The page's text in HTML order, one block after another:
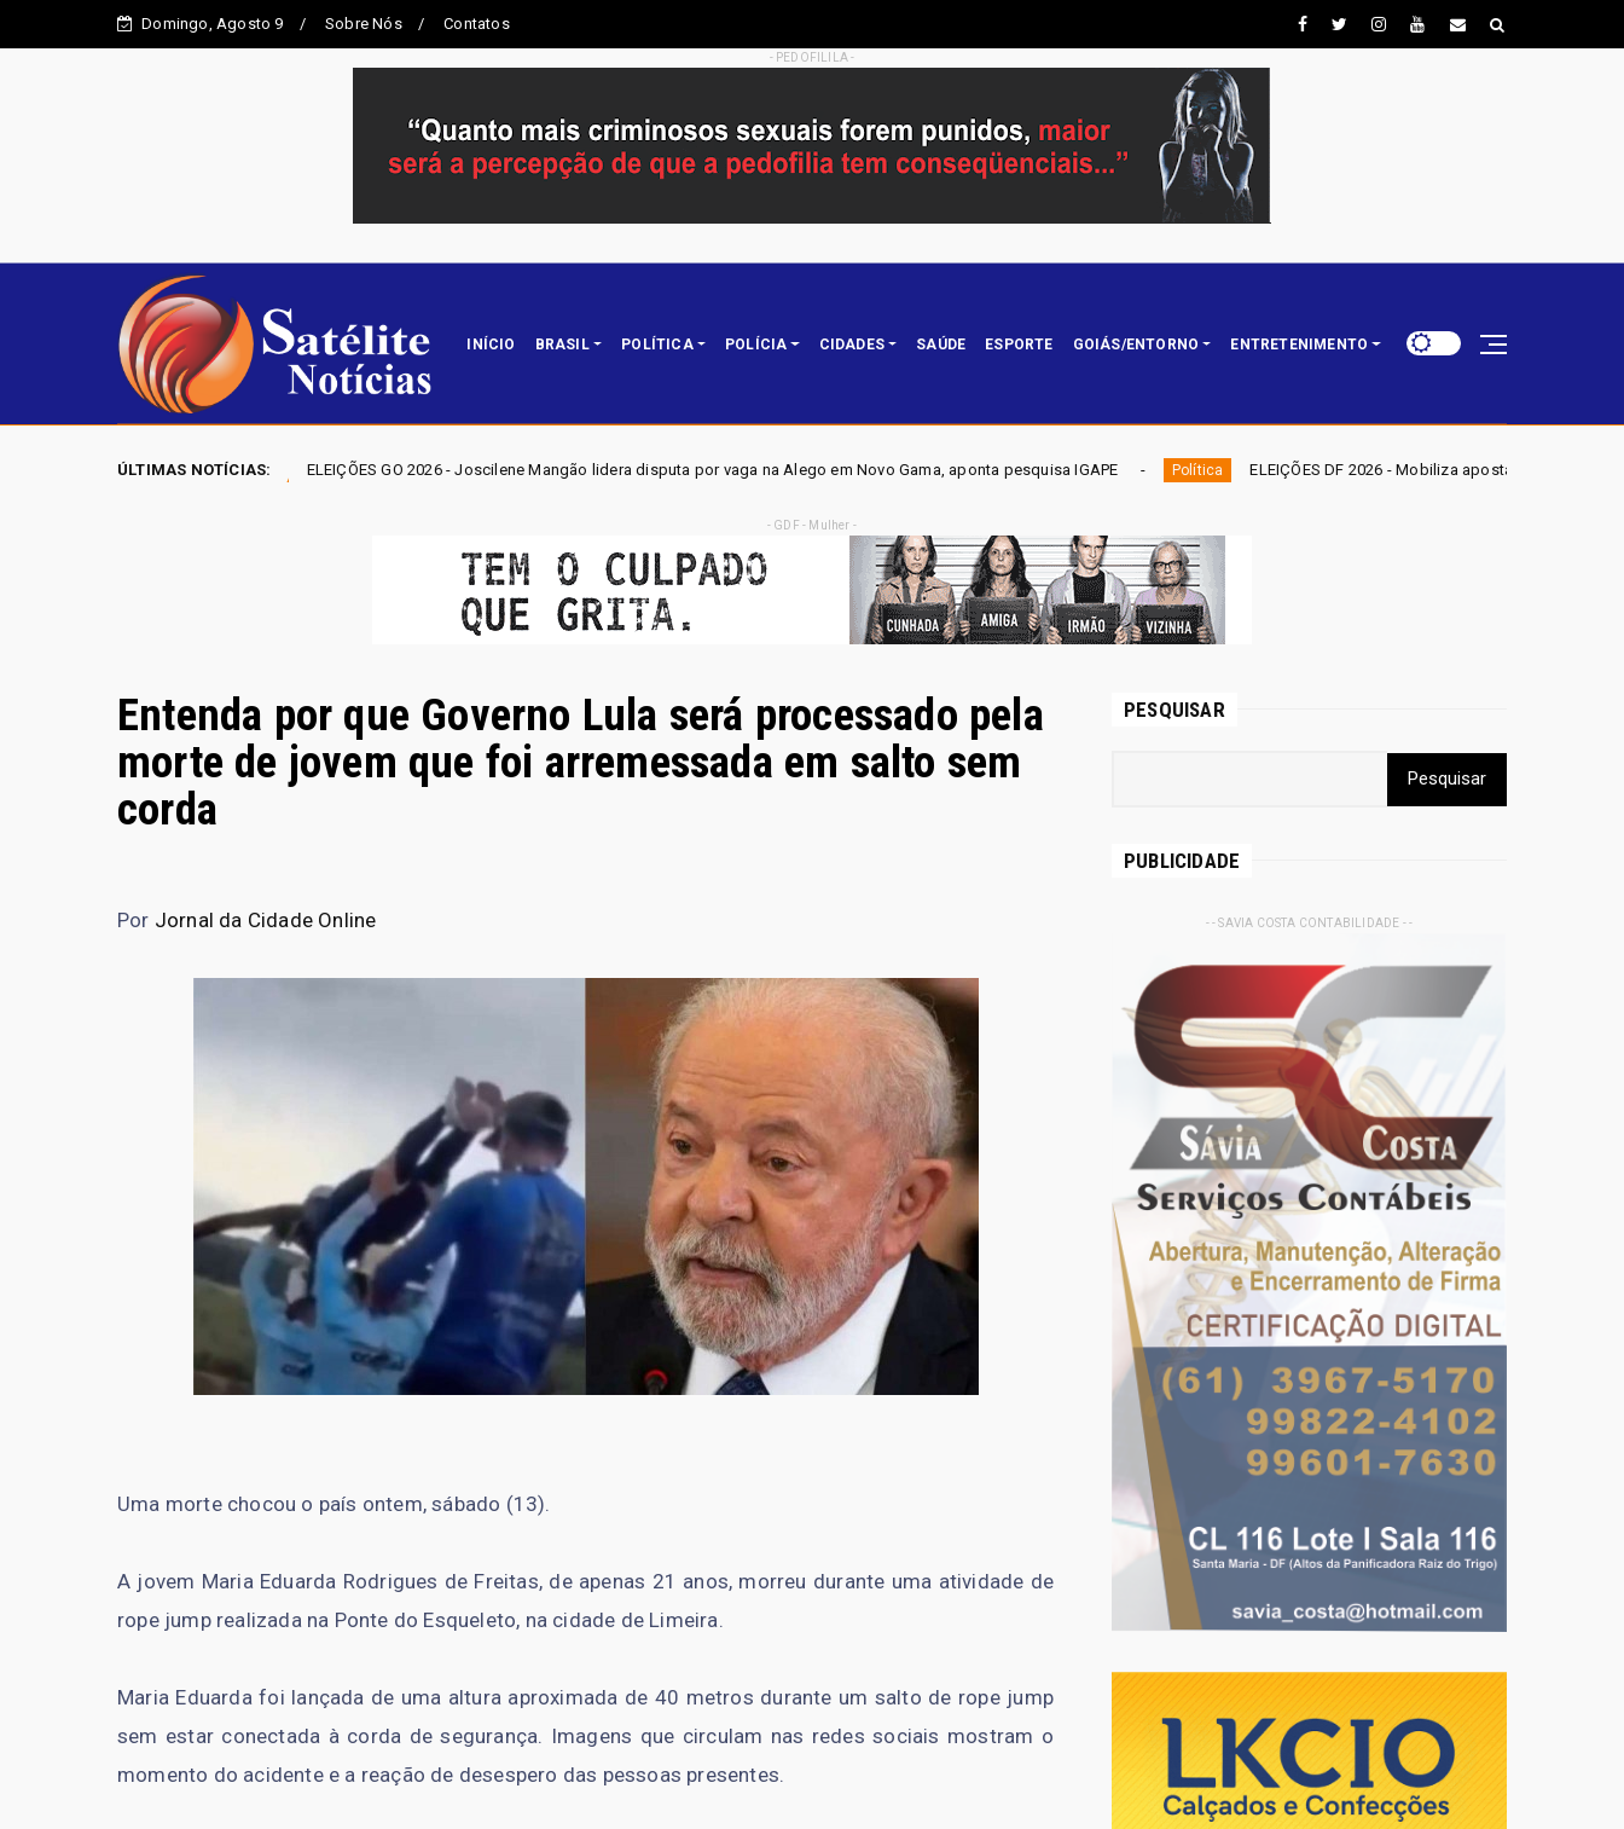
Domingo, Agosto 9 Sobre Nós Contatos
- PEDOFILILA -
INÍCIO BRASIL POLÍTICA POLÍCIA CIDADES SAÚDE ESPORTE GOIÁS/ENTORNO ENTRETENIMENTO
ÚLTIMAS NOTÍCIAS:
ELEIÇÕES GO 2026 - Joscilene Mangão lidera disputa por vaga na Alego em Novo Gama, aponta pesquisa IGAPE Política ELEIÇÕES DF 2026 - Mobiliza aposta em nominata completa e mira
- GDF - Mulher -
Entenda por que Governo Lula será processado pela
morte de jovem que foi arremessada em salto sem
corda
Por Jornal da Cidade Online
Uma morte chocou o país ontem, sábado (13).
A jovem Maria Eduarda Rodrigues de Freitas, de apenas 21 anos, morreu durante uma atividade de
rope jump realizada na Ponte do Esqueleto, na cidade de Limeira.
Maria Eduarda foi lançada de uma altura aproximada de 40 metros durante um salto de rope jump
sem estar conectada à corda de segurança. Imagens que circulam nas redes sociais mostram o
momento do acidente e a reação de desespero das pessoas presentes.
PESQUISAR
PUBLICIDADE
- - SAVIA COSTA CONTABILIDADE - -